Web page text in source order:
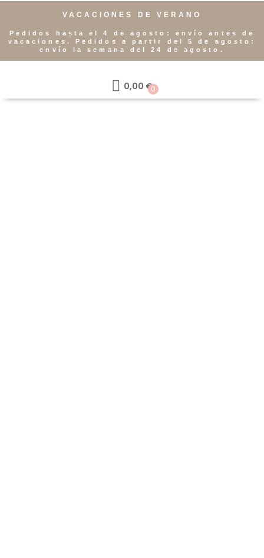
VACACIONES DE VERANO
Pedidos hasta el 4 de agosto: envío antes de
vacaciones. Pedidos a partir del 5 de agosto:
envío la semana del 24 de agosto.
0,00 €0